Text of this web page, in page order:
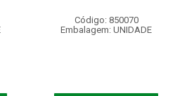
Código: 850070
Embalagem: UNIDADE